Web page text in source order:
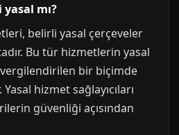
mı?
belirli yasal çerçeveler
Bu tür hizmetlerin yasal
vergilendirilen bir biçimde
hizmet sağlayıcıları
güvenliği açısından